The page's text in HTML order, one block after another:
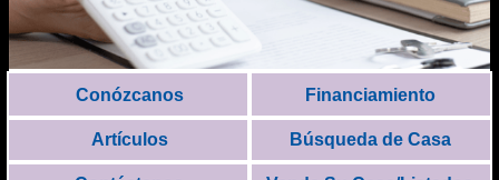
Conózcanos Financiamiento
Artículos Búsqueda de Casa